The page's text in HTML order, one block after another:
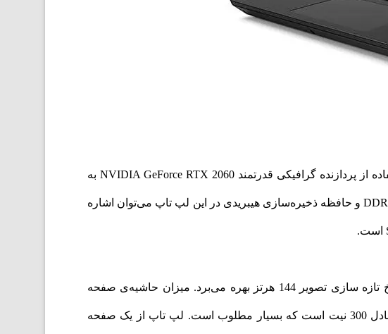
این لپ تاپ دارای چیپست Intel HM470 است که سرعت پردازش اطلاعات را بسیار بالا می‌برد. با استفاده از پردازنده گرافیکی قدرتمند NVIDIA GeForce RTX 2060 به
همراه رم مجزای 6GB GDDR6 انتخاب خوبی را به عنوان یک لپ‌تاپ گرافیکی دارید. به 16 گیگابایت رم DDR4 و حافظه ذخیره‌سازی هیبریدی در این لپ تاپ می‌توان اشاره
لپ تاپ لنوو legion 515IMH05H از صفحه‌نمایش 15.6 اینچی با رزولوشن FHD 1920 x 1080 IPS و نرخ تازه سازی تصویر 144 هرتز بهره می‌برد. میزان حاشیه‌ی صفحه
نمایش در این لپ تاپ کم است و طراحی مطلوبی دارد. میزان روشنایی صفحه نمایش این لپ تاپ معادل 300 نیت است که بسیار مطلوب است. لپ تاپ از یک صفحه